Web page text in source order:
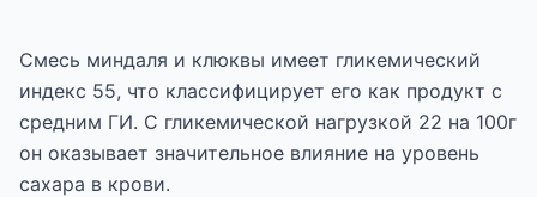
Смесь миндаля и клюквы имеет гликемический
индекс 55, что классифицирует его как продукт с
средним ГИ. С гликемической нагрузкой 22 на 100г
он оказывает значительное влияние на уровень
сахара в крови.